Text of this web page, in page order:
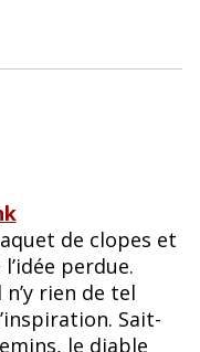
de clopes et
perdue.
rien de tel
Sait-
le diable